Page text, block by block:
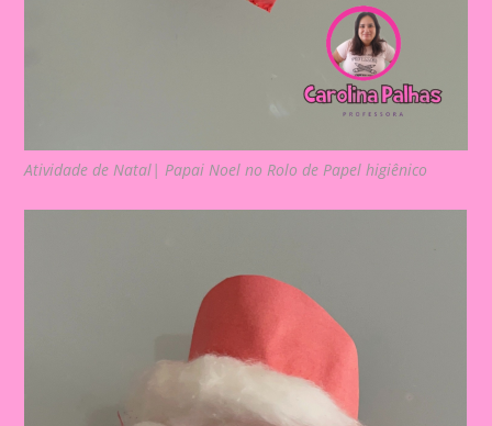
Atividade de Natal| Papai Noel no Rolo de Papel higiênico